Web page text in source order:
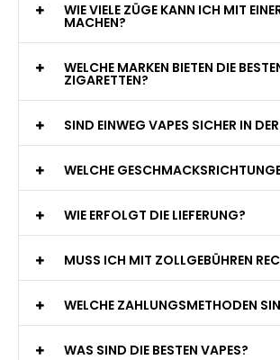
WIE VIELE ZÜGE KANN ICH MIT
MACHEN?
WELCHE MARKEN BIETEN DIE
ZIGARETTEN?
SIND EINWEG VAPES SICHER IN
WELCHE
WIE ERFOLGT DIE LIEFERUNG?
MUSS ICH MIT ZOLLGEBÜHREN
WELCHE ZAHLUNGSMETHODEN
WAS SIND DIE BESTEN VAPES?